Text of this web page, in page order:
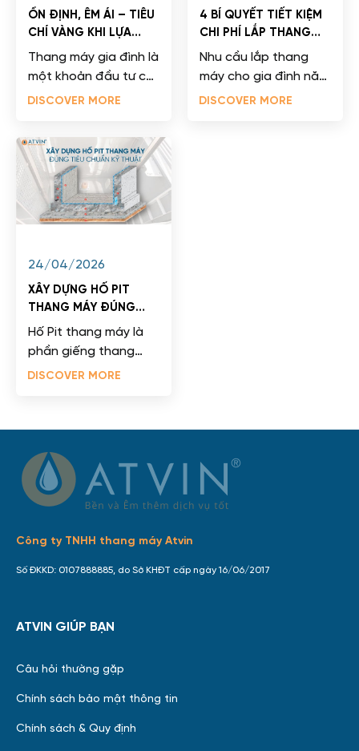
ỔN ĐỊNH, ÊM ÁI – TIÊU
CHÍ VÀNG KHI LỰA
CHỌN THANG MÁY GIA
Thang máy gia đình là
một khoản đầu tư có
giá trị cao và thường
từ 15-20...
DISCOVER MORE
4 BÍ QUYẾT TIẾT KIỆM
CHI PHÍ LẮP THANG
MÁY CHO NHÀ CẢI
Nhu cầu lắp thang
máy cho gia đình năm
2026 đang bùng nổ
DISCOVER MORE
24/04/2026
XÂY DỰNG HỐ PIT
THANG MÁY ĐÚNG
TIÊU CHUẨN KỸ THUẬT
Hố Pit thang máy là
phần giếng thang
nằm phía dưới mặt
thiết kế âm...
DISCOVER MORE
Công ty TNHH thang máy Atvin
Số ĐKKD: 0107888885, do Sở KHĐT cấp ngày 16/06/2017
ATVIN GIÚP BẠN
Câu hỏi thường gặp
Chính sách bảo mật thông tin
Chính sách & Quy định